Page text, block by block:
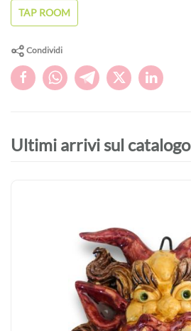
TAP ROOM
Condividi
Ultimi arrivi sul catalogo